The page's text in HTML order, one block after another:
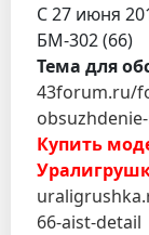
С 27 июня
БМ-302 (66)
Тема для
43forum.ru/
Купить
66-aist-detail